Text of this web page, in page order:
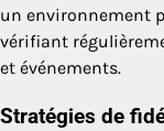
un environnement
vérifiant
et événements.
Stratégies de